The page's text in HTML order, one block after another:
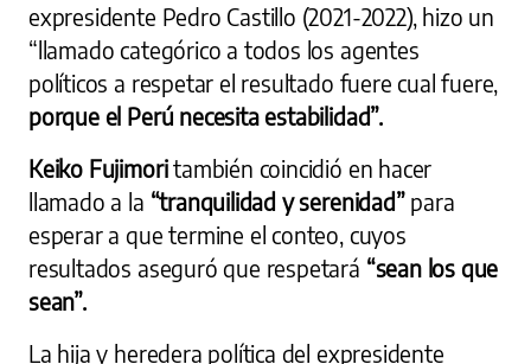
expresidente Pedro Castillo (2021-2022), hizo un
“llamado categórico a todos los agentes
políticos a respetar el resultado fuere cual fuere,
porque el Perú necesita estabilidad”.
Keiko Fujimoritambién coincidió en hacer
llamado a la “tranquilidad y serenidad” para
esperar a que termine el conteo, cuyos
resultados aseguró que respetará “sean los que
sean”.
La hija y heredera política del expresidente